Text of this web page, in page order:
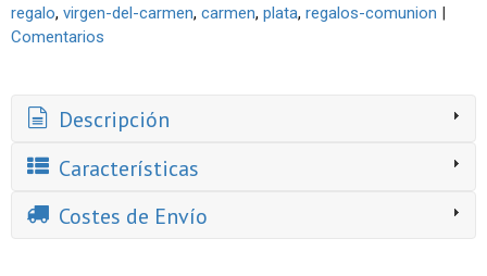
regalo virgen-del-carmen carmen plata regalos-comunion |
Comentarios
Descripción
Características
Costes de Envío